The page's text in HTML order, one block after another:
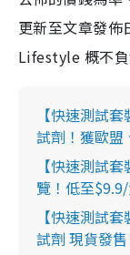
更新至文章發佈
Lifestyle 概不
【快速測試
試劑！獲歐盟
【快速測試
覽！低至
【快速測試
試劑 現貨發